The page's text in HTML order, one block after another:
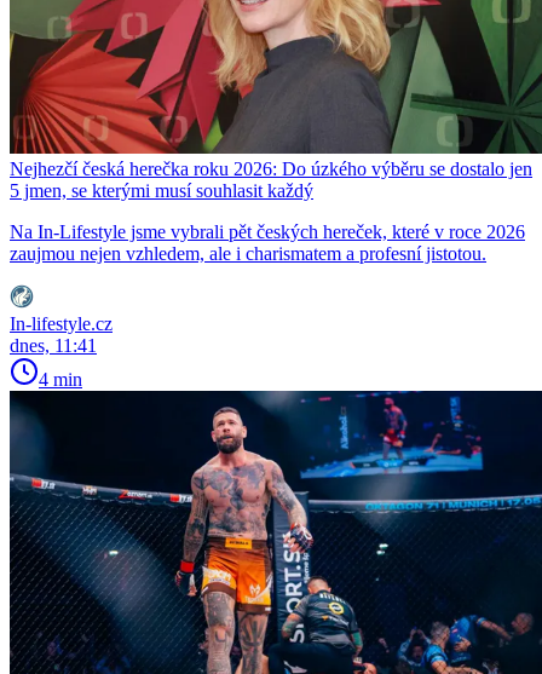
Nejhezčí česká herečka roku 2026: Do úzkého výběru se dostalo jen
5 jmen, se kterými musí souhlasit každý
Na In-Lifestyle jsme vybrali pět českých hereček, které v roce 2026
zaujmou nejen vzhledem, ale i charismatem a profesní jistotou.
In-lifestyle.cz
dnes, 11:41
4 min